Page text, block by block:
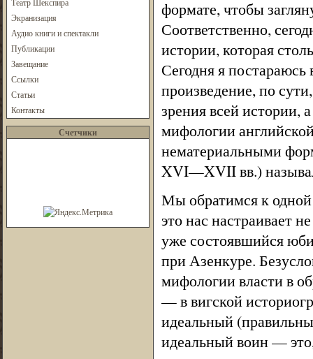
Экранизация
Аудио книги и спектакли
Публикации
Завещание
Ссылки
Статьи
Контакты
Счетчики
формате, чтобы
Соответственно,
истории, которая
Сегодня я постараюсь
произведение, по
зрения всей истории,
мифологии
нематериальными
XVI—XVII вв.)
Мы обратимся к
это нас настраивает
уже состоявшийся
при Азенкуре.
мифологии власти в
— в вигской
идеальный
идеальный воин —